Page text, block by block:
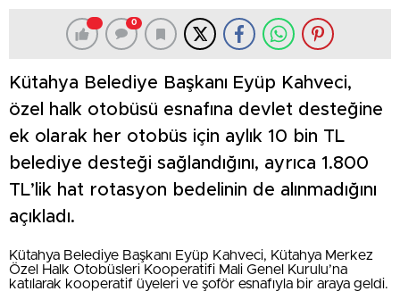
0
Kütahya Belediye Başkanı Eyüp Kahveci,
özel halk otobüsü esnafına devlet desteğine
ek olarak her otobüs için aylık 10 bin TL
belediye desteği sağlandığını, ayrıca 1.800
TL’lik hat rotasyon bedelinin de alınmadığını
açıkladı.
Kütahya Belediye Başkanı Eyüp Kahveci, Kütahya Merkez
Özel Halk Otobüsleri Kooperatifi Mali Genel Kurulu’na
katılarak kooperatif üyeleri ve şoför esnafıyla bir araya geldi.